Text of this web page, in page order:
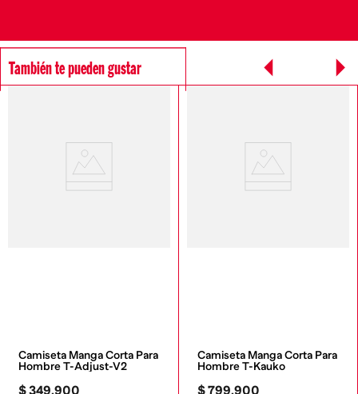
También te pueden gustar
Camiseta Manga Corta Para
Hombre T-Adjust-V2
$349.900
Camiseta Manga Corta Para
Hombre T-Kauko
$799.900